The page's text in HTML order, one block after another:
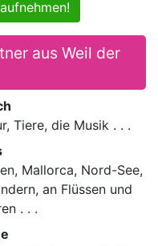
aus Weil der
Tiere, die Musik . . .
Mallorca, Nord-See,
an Flüssen und
. . .